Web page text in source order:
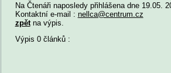
Na Čtenáři naposledy přihlášena dne 19.05.
Kontaktní e-mail : nellca@centrum.cz
zpětna výpis.
Výpis 0 článků :